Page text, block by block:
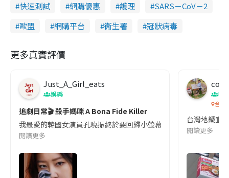
快速測試
網購優惠 護理
SARS－CoV－2
歐盟
網購平台 衞生署 冠狀病毒
更多真實評價
Just_A_Girl_eats
娛樂
追劇日常🎬 殺手媽咪 A Bona Fide Killer
我最愛的韓國女演員孔曉振終於要回歸小螢幕啦!這次的劇本改編
閱讀更多
co
吹
台灣
台灣地鐵宣
閱讀更多